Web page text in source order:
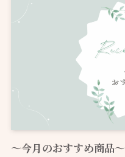
～今月のおすすめ商品～